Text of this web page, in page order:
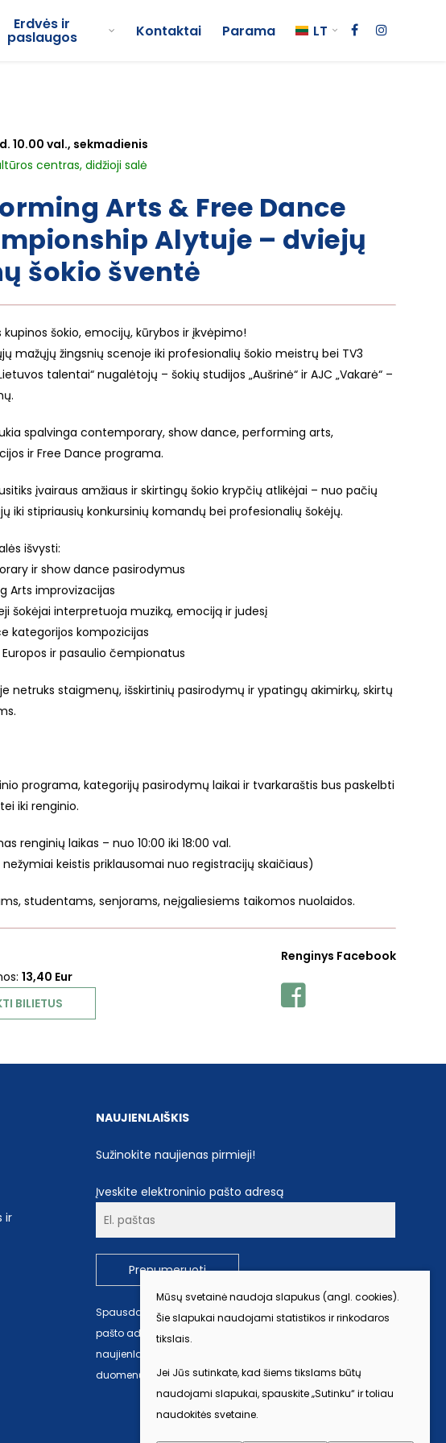
Erdvės ir
paslaugos Kontaktai Parama LT
10.00 val., sekmadienis
centras, didžioji salė
Arts & Free Dance
Alytuje – dviejų
šokio šventė
kupinos šokio, emocijų, kūrybos ir įkvėpimo!
mažųjų žingsnių scenoje iki profesionalių šokio meistrų bei TV3
talentai“ nugalėtojų – šokių studijos „Aušrinė“ ir AJC „Vakarė“ –
spalvinga contemporary, show dance, performing arts,
ir Free Dance programa.
įvairaus amžiaus ir skirtingų šokio krypčių atlikėjai – nuo pačių
iki stipriausių konkursinių komandų bei profesionalių šokėjų.
išvysti:
ir show dance pasirodymus
Arts improvizacijas
šokėjai interpretuoja muziką, emociją ir judesį
kategorijos kompozicijas
ir pasaulio čempionatus
netruks staigmenų, išskirtinių pasirodymų ir ypatingų akimirkų, skirtų
programa, kategorijų pasirodymų laikai ir tvarkaraštis bus paskelbti
iki renginio.
renginių laikas – nuo 10:00 iki 18:00 val.
nežymiai keistis priklausomai nuo registracijų skaičiaus)
studentams, senjorams, neįgaliesiems taikomos nuolaidos.
13,40 Eur
BILIETUS
Renginys Facebook
ir
NAUJIENLAIŠKIS
Sužinokite naujienas pirmieji!
Įveskite elektroninio pašto adresą
Prenumeruoti
Spausdami „Prenumeruoti“ jūs sutinkate, kad nurodytu el.
pašto adresu būtų siunčiami Alytaus kultūros centro
naujienlaiškiai. Daugiau informacijos apie jūsų asmens
duomenų tvarkymą galima rastiPrivatumo politikoje.
Mūsų svetainė naudoja slapukus (angl. cookies).
Šie slapukai naudojami statistikos ir rinkodaros
tikslais.
Jei Jūs sutinkate, kad šiems tikslams būtų
naudojami slapukai, spauskite „Sutinku“ ir toliau
naudokitės svetaine.